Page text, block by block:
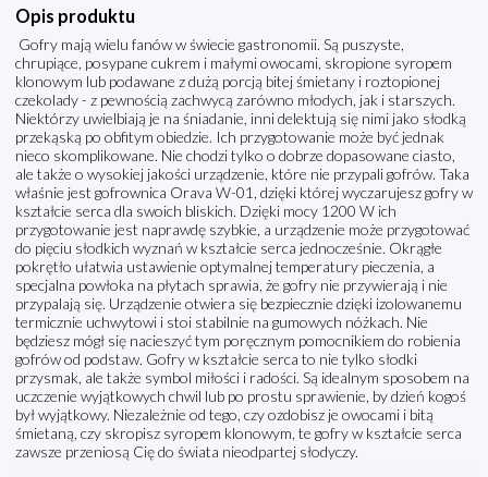
Opis produktu
Gofry mają wielu fanów w świecie gastronomii. Są puszyste,
chrupiące, posypane cukrem i małymi owocami, skropione syropem
klonowym lub podawane z dużą porcją bitej śmietany i roztopionej
czekolady - z pewnością zachwycą zarówno młodych, jak i starszych.
Niektórzy uwielbiają je na śniadanie, inni delektują się nimi jako słodką
przekąską po obfitym obiedzie. Ich przygotowanie może być jednak
nieco skomplikowane. Nie chodzi tylko o dobrze dopasowane ciasto,
ale także o wysokiej jakości urządzenie, które nie przypali gofrów. Taka
właśnie jest gofrownica Orava W-01, dzięki której wyczarujesz gofry w
kształcie serca dla swoich bliskich. Dzięki mocy 1200 W ich
przygotowanie jest naprawdę szybkie, a urządzenie może przygotować
do pięciu słodkich wyznań w kształcie serca jednocześnie. Okrągłe
pokrętło ułatwia ustawienie optymalnej temperatury pieczenia, a
specjalna powłoka na płytach sprawia, że gofry nie przywierają i nie
przypalają się. Urządzenie otwiera się bezpiecznie dzięki izolowanemu
termicznie uchwytowi i stoi stabilnie na gumowych nóżkach. Nie
będziesz mógł się nacieszyć tym poręcznym pomocnikiem do robienia
gofrów od podstaw. Gofry w kształcie serca to nie tylko słodki
przysmak, ale także symbol miłości i radości. Są idealnym sposobem na
uczczenie wyjątkowych chwil lub po prostu sprawienie, by dzień kogoś
był wyjątkowy. Niezależnie od tego, czy ozdobisz je owocami i bitą
śmietaną, czy skropisz syropem klonowym, te gofry w kształcie serca
zawsze przeniosą Cię do świata nieodpartej słodyczy.